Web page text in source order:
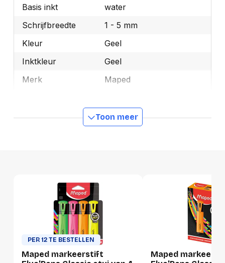
Basis inkt
water
Schrijfbreedte
1 - 5 mm
Kleur
Geel
Inktkleur
Geel
Merk
Maped
Manufacturer Part
M742534
Toon meer
PER 12 TE BESTELLEN
Maped markeerstift
Maped